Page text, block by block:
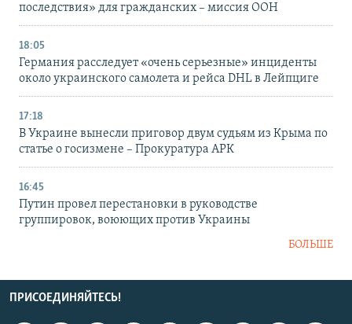
последствия» для гражданских – миссия ООН
18:05
Германия расследует «очень серьезные» инциденты
около украинского самолета и рейса DHL в Лейпциге
17:18
В Украине вынесли приговор двум судьям из Крыма по
статье о госизмене – Прокуратура АРК
16:45
Путин провел перестановки в руководстве
группировок, воюющих против Украины
БОЛЬШЕ
ПРИСОЕДИНЯЙТЕСЬ!